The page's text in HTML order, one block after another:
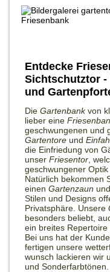
Entdecke
Sichtschutztor -
und
DieGartenbankvon
lieber eine
geschwungenen und
Gartentore und
die Einfriedung von
unserFriesentor ,
geschwungener
Natürlich bekommen
einenGartenzaun
Stilen und Designs
Privatsphäre. Unsere
besonders beliebt,
ein breites Repertoire
Bei uns hat der
fertigen unsere
wunsch lackieren wir
und Sonderfarbtönen.